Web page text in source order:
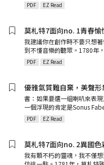
PDF EZ Read
莫札特7面向no. 1青春愉
我建議你在創作時不要只想
到不懂音樂的聽眾。1780年
PDF EZ Read
優雅氣質難自棄，美聲
書：如果要選一組喇叭來表
一個浮現的肯定是Sonus
PDF EZ Read
莫札特7面向no. 2異國色
我有顆不朽的靈魂，我不僅